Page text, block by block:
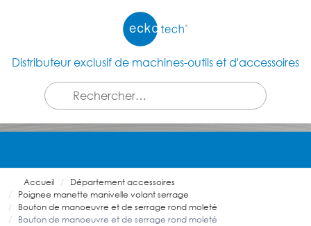
Distributeur exclusif de machines-outils et d'accessoires
Accueil
Département accessoires
Poignee manette manivelle volant serrage
Bouton de manoeuvre et de serrage rond moleté
Bouton de manoeuvre et de serrage rond moleté